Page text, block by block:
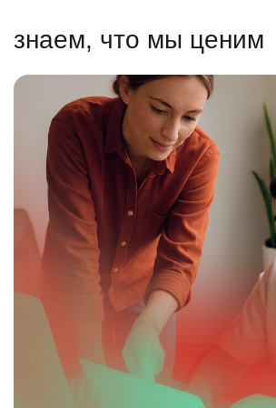
знаем, что мы ценим